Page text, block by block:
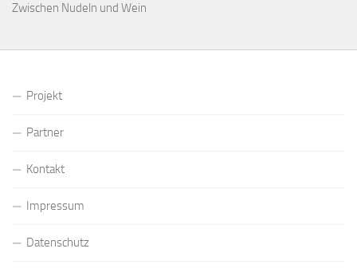
Zwischen Nudeln und Wein
Projekt
Partner
Kontakt
Impressum
Datenschutz